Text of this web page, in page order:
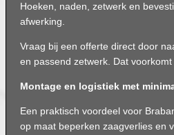
Hoeken, naden, zetwerk en
afwerking.
Vraag bij een offerte direct door
en passend zetwerk. Dat
Montage en logistiek met
Een praktisch voordeel voor
op maat beperken zaagverlies en